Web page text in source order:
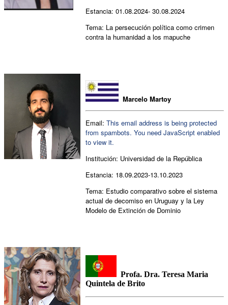
Estancia: 01.08.2024- 30.08.2024
Tema: La persecución política como crimen
contra la humanidad a los mapuche
Marcelo Martoy
Email: This email address is being protected
from spambots. You need JavaScript enabled
to view it.
Institución: Universidad de la República
Estancia: 18.09.2023-13.10.2023
Tema: Estudio comparativo sobre el sistema
actual de decomiso en Uruguay y la Ley
Modelo de Extinción de Dominio
Profa. Dra. Teresa Maria
Quintela de Brito